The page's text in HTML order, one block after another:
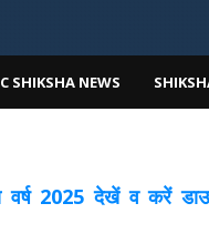
SHIKSHA NEWS
वर्ष 2025 देखें व